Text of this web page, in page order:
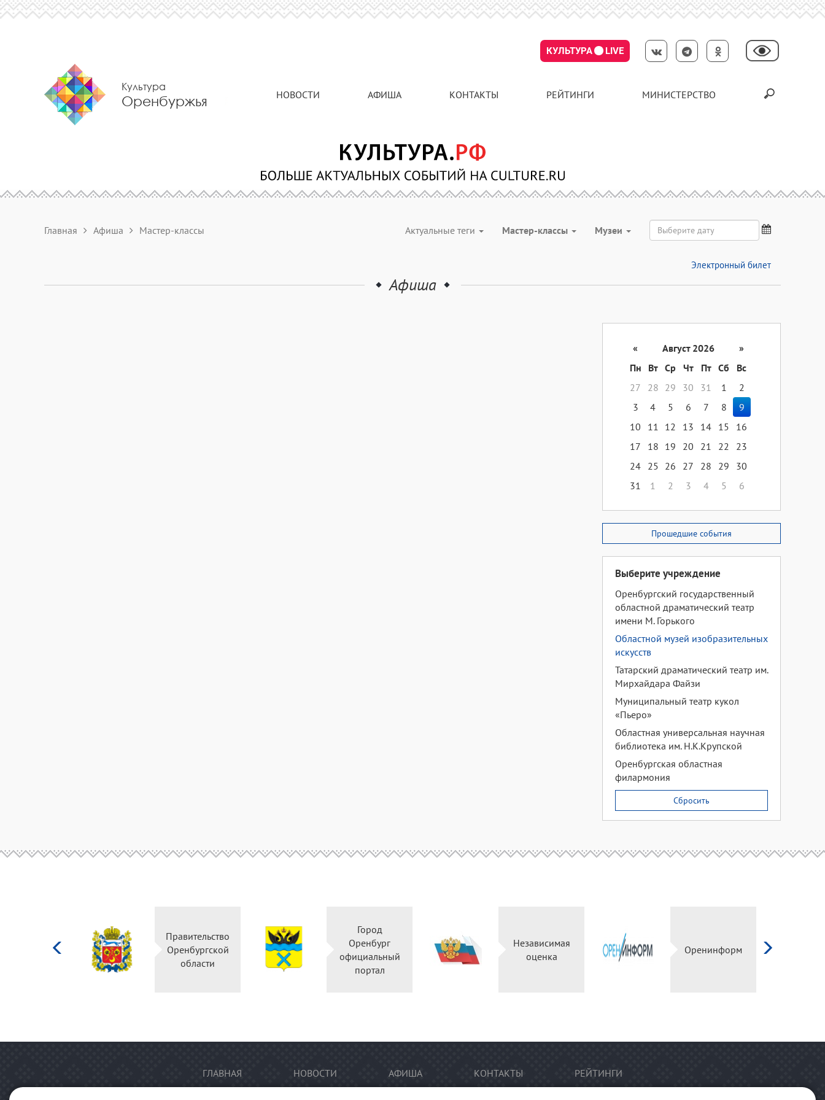
КУЛЬТУРА LIVE
Культура
Оренбуржья НОВОСТИ АФИША КОНТАКТЫ РЕЙТИНГИ МИНИСТЕРСТВО
Главная Афиша Мастер-классы Актуальные теги Мастер-классы Музеи
Электронный билет
Афиша
« Август 2026
»
Пн
Вт Ср Чт Пт Сб
Вс
27
28 29 30 31 1
2
3
4 5 6 7 8
9
10
11 12 13 14 15
16
17
18 19 20 21 22
23
24 25 26 27 28 29
30
31
1 2 3 4 5 6
Прошедшие события
Выберите учреждение
Оренбургский государственный
областной драматический театр
имени М. Горького
Областной музей изобразительных
искусств
Татарский драматический театр им.
Мирхайдара Файзи
Муниципальный театр кукол
«Пьеро»
Областная универсальная научная
библиотека им. Н.К.Крупской
Оренбургская областная
филармония
Сбросить
Правительство
Оренбургской
области
Город
Оренбург
официальный
портал
Независимая
оценка
Оренинформ
ГЛАВНАЯ НОВОСТИ АФИША КОНТАКТЫ РЕЙТИНГИ